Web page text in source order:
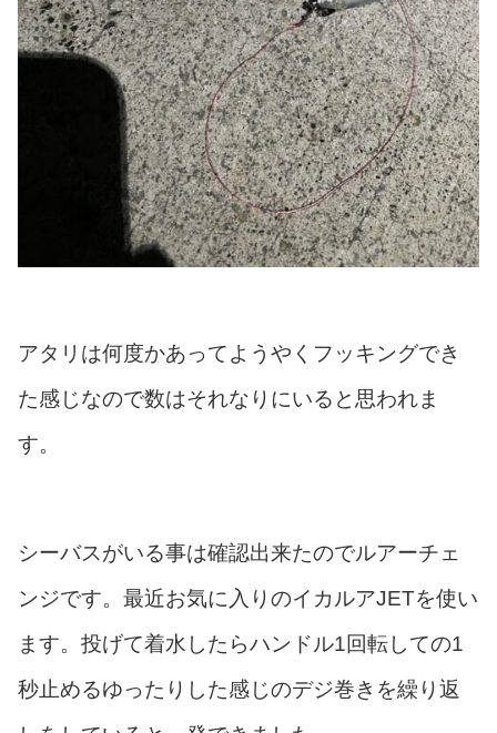
アタリは何度かあってようやくフッキングでき
た感じなので数はそれなりにいると思われま
す。
シーバスがいる事は確認出来たのでルアーチェ
ンジです。最近お気に入りのイカルアJETを使い
ます。投げて着水したらハンドル1回転しての1
秒止めるゆったりした感じのデジ巻きを繰り返